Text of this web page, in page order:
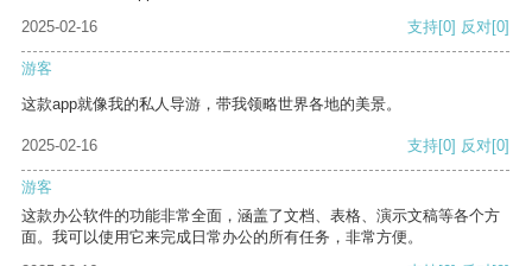
2025-02-16
支持[0] 反对[0]
游客
这款app就像我的私人导游，带我领略世界各地的美景。
2025-02-16 支持[0] 反对[0]
游客
这款办公软件的功能非常全面，涵盖了文档、表格、演示文稿等各个方
面。我可以使用它来完成日常办公的所有任务，非常方便。